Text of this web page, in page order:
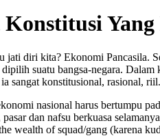
diri kita? Ekonomi Pancasila.
suatu bangsa-negara.
sangat konstitusional, rasional, riil.
nasional harus bertumpu
dan nafsu berkuasa
wealth of squad/gang (karena